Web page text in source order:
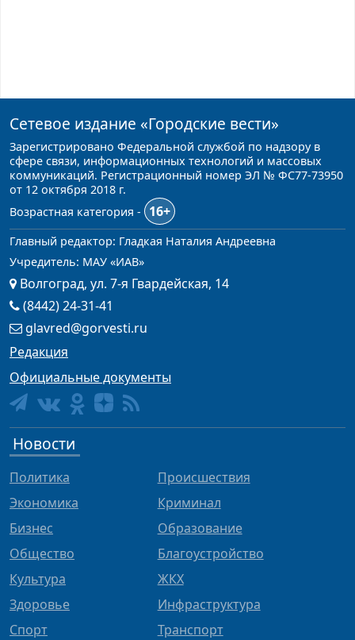
Сетевое издание «Городские вести»
Зарегистрировано Федеральной службой по надзору в
сфере связи, информационных технологий и массовых
коммуникаций. Регистрационный номер ЭЛ № ФС77-73950
от 12 октября 2018 г.
Возрастная категория -
16+
Главный редактор: Гладкая Наталия Андреевна
Учредитель: МАУ «ИАВ»
Волгоград, ул. 7-я Гвардейская, 14
(8442) 24-31-41
glavred@gorvesti.ru
Редакция
Официальные документы
Новости
Политика
Экономика
Бизнес
Общество
Культура
Здоровье
Спорт
Происшествия
Криминал
Образование
Благоустройство
ЖКХ
Инфраструктура
Транспорт